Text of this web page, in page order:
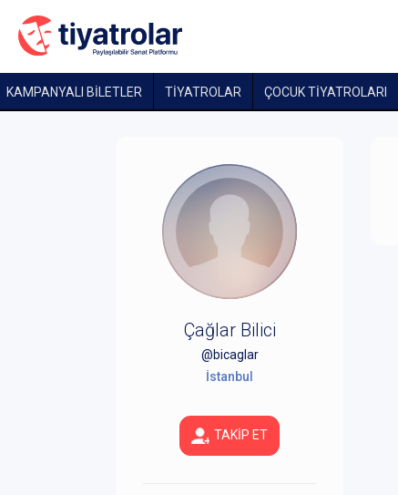
KAMPANYALI BİLETLER TİYATROLAR ÇOCUK TIYATROLARI
Çağlar Bilici
@bicaglar
İstanbul
TAKİP ET